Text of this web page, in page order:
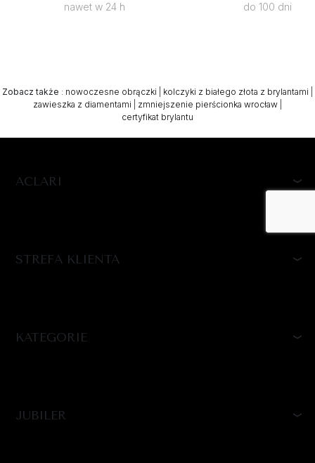
nawet w 24 h
do 100 dni
Zobacz także : nowoczesne obrączki kolczyki z białego złota z brylantami
zawieszka z diamentami
zmniejszenie pierścionka wrocław
certyfikat brylantu
ACLARI
STREFA KLIENTA
KATEGORIE
JUBILER